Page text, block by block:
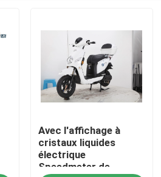
Avec l'affichage à
cristaux liquides
électrique
Speedmeter de